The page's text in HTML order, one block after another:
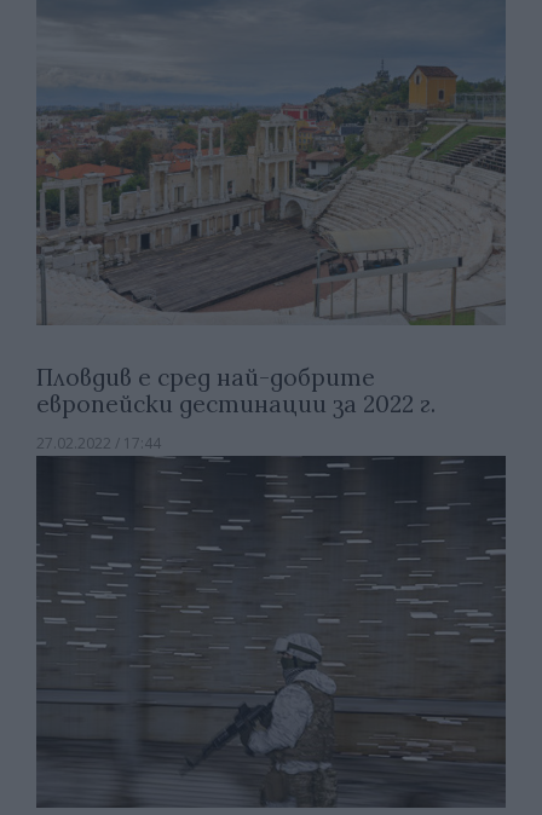
Пловдив е сред най-добрите
европейски дестинации за 2022 г.
27.02.2022 / 17:44